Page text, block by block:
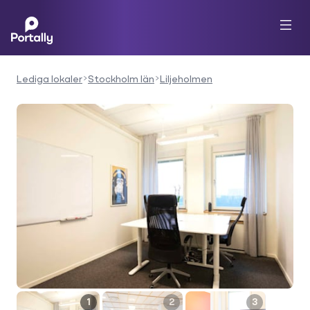
Lediga lokaler Stockholm län Liljeholmen
1 2 3